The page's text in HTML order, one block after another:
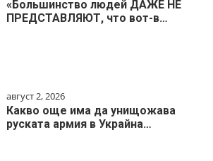
«Большинство людей ДАЖЕ НЕ
ПРЕДСТАВЛЯЮТ, что вот-в…
август 2, 2026
Какво още има да унищожава
руската армия в Украйна…